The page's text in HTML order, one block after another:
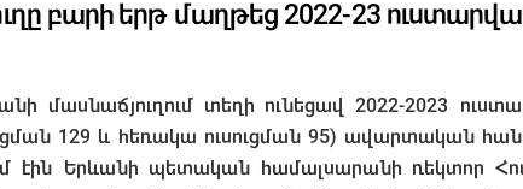
բարի երթ մաղթեց 2022-23 ուստարվա
մասնաճյուղում տեղի ունեցավ 2022-2023
129 և հեռակա ուսուցման 95) ավարտական
էին Երևանի պետական համալսարանի ռեկտոր